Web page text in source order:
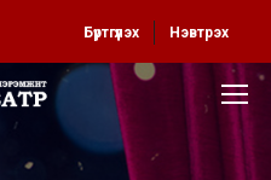
Бүртгүүлэх Нэвтрэх